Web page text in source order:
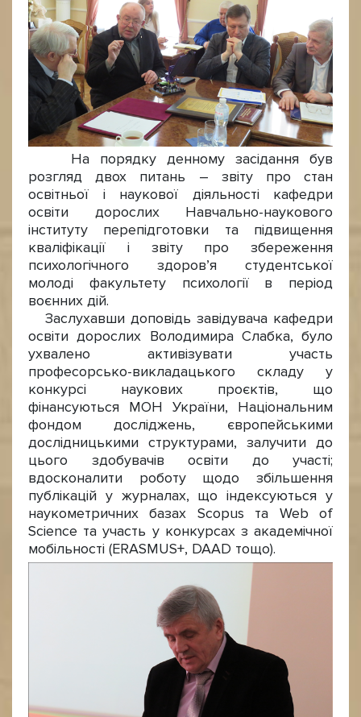
На порядку денному засідання був
розгляд двох питань – звіту про стан
освітньої і наукової діяльності кафедри
освіти дорослих Навчально-наукового
інституту перепідготовки та підвищення
кваліфікації і звіту про збереження
психологічного здоров’я студентської
молоді факультету психології в період
воєнних дій.
Заслухавши доповідь завідувача кафедри
освіти дорослих Володимира Слабка, було
ухвалено активізувати участь
професорсько-викладацького складу у
конкурсі наукових проєктів, що
фінансуються МОН України, Національним
фондом досліджень, європейськими
дослідницькими структурами, залучити до
цього здобувачів освіти до участі;
вдосконалити роботу щодо збільшення
публікацій у журналах, що індексуються у
наукометричних базах Scopus та Web of
Science та участь у конкурсах з академічної
мобільності (ERASMUS+, DAAD тощо).